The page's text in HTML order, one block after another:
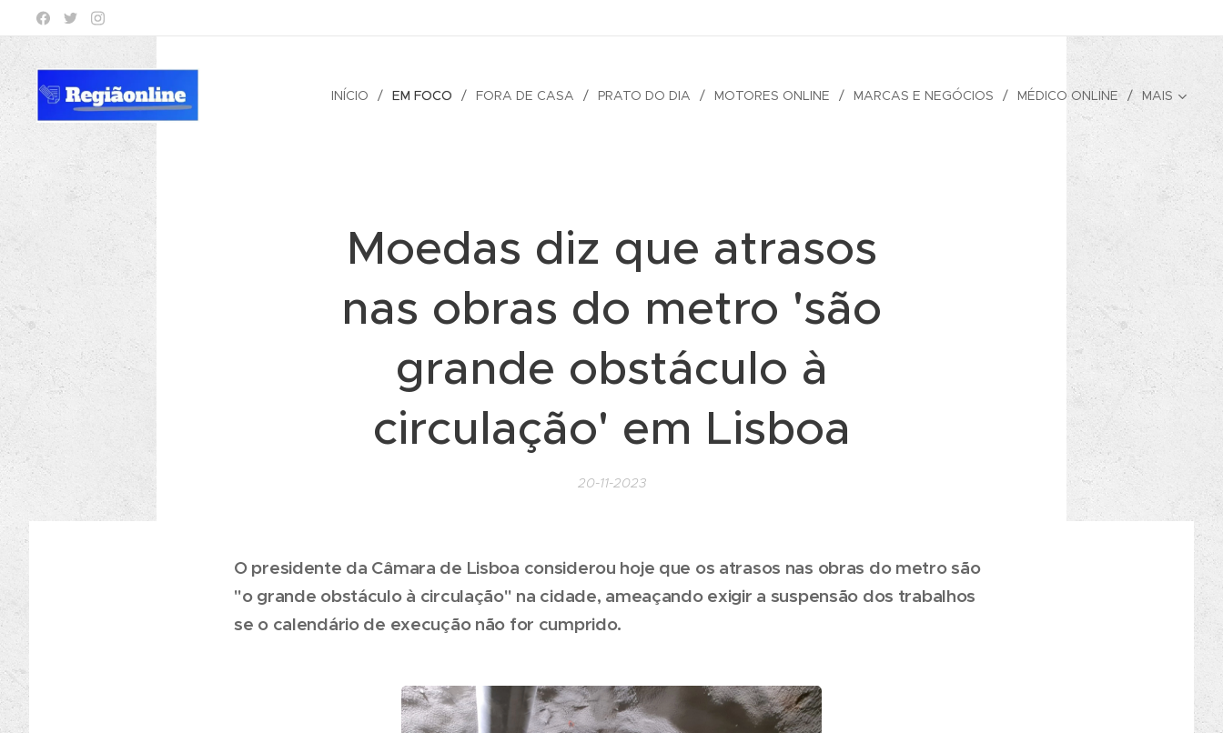
INÍCIO EM FOCO FORA DE CASA PRATO DO DIA MOTORES ONLINE MARCAS E NEGÓCIOS MÉDICO ONLINE MAIS
Moedas diz que atrasos
nas obras do metro 'são
grande obstáculo à
circulação' em Lisboa
20-11-2023
O presidente da Câmara de Lisboa considerou hoje que os atrasos nas obras do metro são
"o grande obstáculo à circulação" na cidade, ameaçando exigir a suspensão dos trabalhos
se o calendário de execução não for cumprido.